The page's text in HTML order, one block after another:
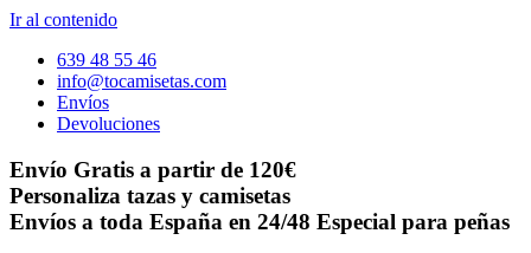
Ir al contenido
639 48 55 46
info@tocamisetas.com
Envíos
Devoluciones
Envío Gratis a partir de 120€
Personaliza tazas y camisetas
Envíos a toda España en 24/48 Especial para peñas